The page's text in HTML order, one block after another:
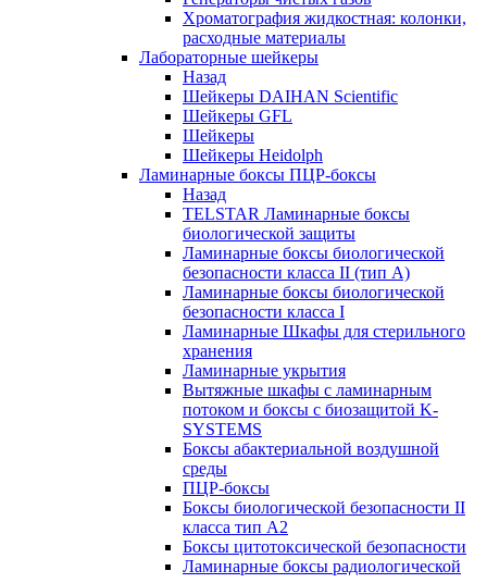
Хроматография жидкостная: колонки,
расходные материалы
Лабораторные шейкеры
Назад
Шейкеры DAIHAN Scientific
Шейкеры GFL
Шейкеры
Шейкеры Heidolph
Ламинарные боксы ПЦР-боксы
Назад
TELSTAR Ламинарные боксы
биологической защиты
Ламинарные боксы биологической
безопасности класса II (тип А)
Ламинарные боксы биологической
безопасности класса I
Ламинарные Шкафы для стерильного
хранения
Ламинарные укрытия
Вытяжные шкафы с ламинарным
потоком и боксы с биозащитой K-
SYSTEMS
Боксы абактериальной воздушной
среды
ПЦР-боксы
Боксы биологической безопасности II
класса тип A2
Боксы цитотоксической безопасности
Ламинарные боксы радиологической